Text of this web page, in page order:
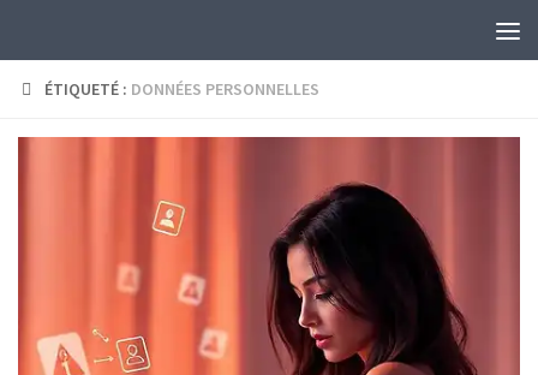
ÉTIQUETÉ : DONNÉES PERSONNELLES